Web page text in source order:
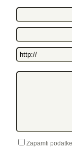
Zapamti podatke